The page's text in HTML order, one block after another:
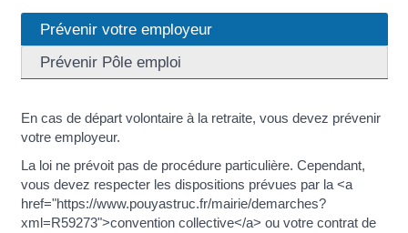
Prévenir votre employeur
Prévenir Pôle emploi
En cas de départ volontaire à la retraite, vous devez prévenir
votre employeur.
La loi ne prévoit pas de procédure particulière. Cependant,
vous devez respecter les dispositions prévues par la <a
href="https://www.pouyastruc.fr/mairie/demarches?
xml=R59273">convention collective</a> ou votre contrat de